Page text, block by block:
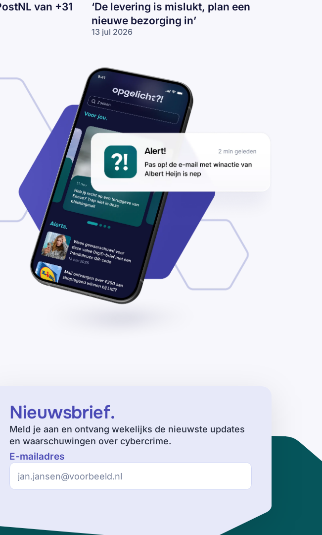
van +31
‘De levering is mislukt, plan een
nieuwe bezorging in’
13 jul 2026
‘De levering
is mislukt,
plan een
nieuwe
bezorging
in’
Nieuwsbrief.
Meld je aan en ontvang wekelijks de nieuwste updates
en waarschuwingen over cybercrime.
E-mailadres